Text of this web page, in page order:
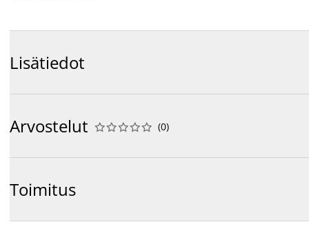
Lisätiedot
Arvostelut 




 (0)
Toimitus